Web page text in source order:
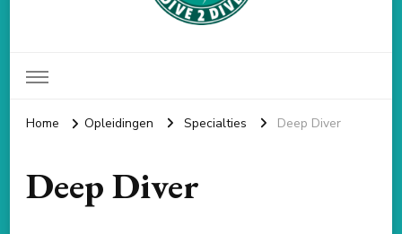
Home Opleidingen Specialties Deep Diver
Deep Diver